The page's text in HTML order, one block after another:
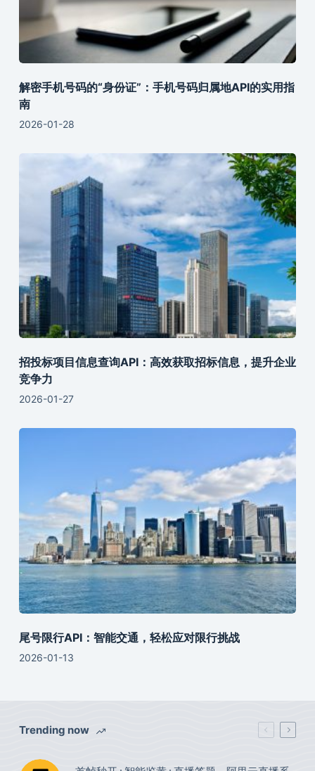
解密手机号码的“身份证”：手机号码归属地API的实用指
南
2026-01-28
招投标项目信息查询API：高效获取招标信息，提升企业
竞争力
2026-01-27
尾号限行API：智能交通，轻松应对限行挑战
2026-01-13
Trending now